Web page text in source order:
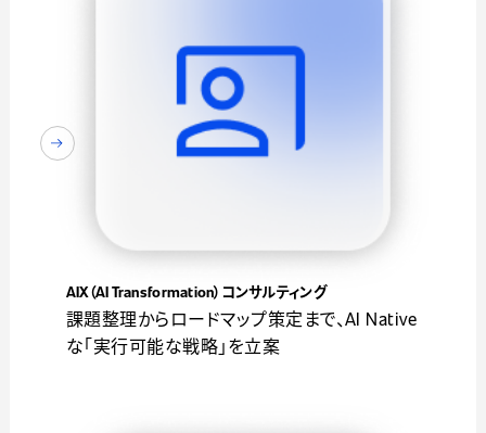
AIX（AI Transformation）コンサルティング
課題整理からロードマップ策定まで、AI Native
な「実行可能な戦略」を立案